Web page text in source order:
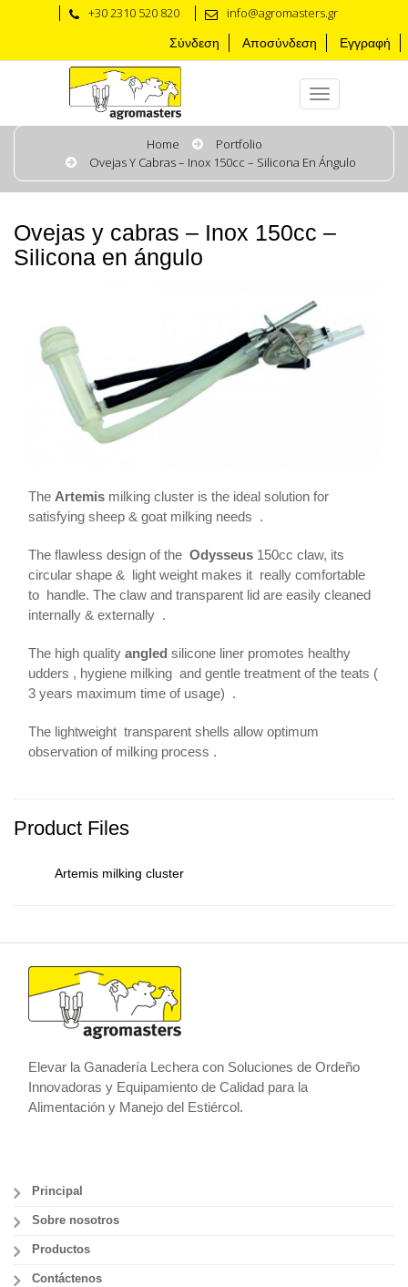
+30 2310 520 820 info@agromasters.gr
Σύνδεση Αποσύνδεση Εγγραφή
Home
Portfolio
Ovejas Y Cabras – Ιnox 150cc – Silicona En Ángulo
Ovejas y cabras – Ιnox 150cc –
Silicona en ángulo
The Artemis milking cluster is the ideal solution for
satisfying sheep & goat milking needs .
The flawless design of theOdysseus 150cc claw, its
circular shape & light weight makes it really comfortable
to handle. The claw and transparent lid are easily cleaned
internally & externally .
The high qualityangled silicone liner promotes healthy
udders , hygiene milking and gentle treatment of the teats (
3 years maximum time of usage) .
The lightweight transparent shells allow optimum
observation of milking process .
Product Files
Artemis milking cluster
Elevar la Ganadería Lechera con Soluciones de Ordeño
Innovadoras y Equipamiento de Calidad para la
Alimentación y Manejo del Estiércol.
Principal
Sobre nosotros
Productos
Contáctenos